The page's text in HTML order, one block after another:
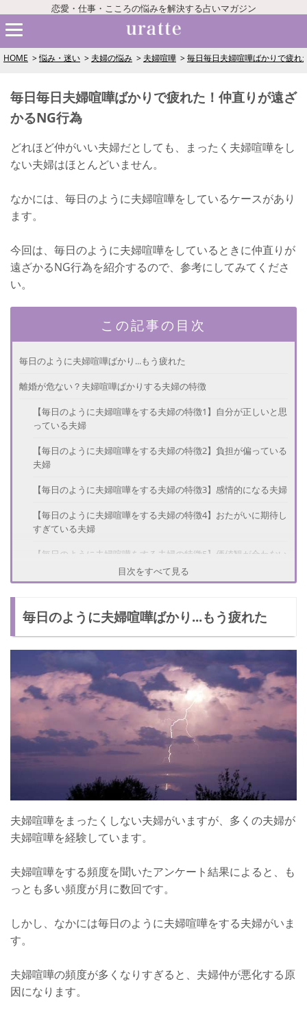
恋愛・仕事・こころの悩みを解決する占いマガジン
HOME 悩み・迷い 夫婦の悩み 夫婦喧嘩 毎日毎日夫婦喧嘩ばかりで疲れ
毎日毎日夫婦喧嘩ばかりで疲れた！仲直りが遠ざ
かるNG行為
どれほど仲がいい夫婦だとしても、まったく夫婦喧嘩をし
ない夫婦はほとんどいません。
なかには、毎日のように夫婦喧嘩をしているケースがあり
ます。
今回は、毎日のように夫婦喧嘩をしているときに仲直りが
遠ざかるNG行為を紹介するので、参考にしてみてくださ
い。
この記事の目次
毎日のように夫婦喧嘩ばかり...もう疲れた
離婚が危ない？夫婦喧嘩ばかりする夫婦の特徴
【毎日のように夫婦喧嘩をする夫婦の特徴1】自分が正しいと思
っている夫婦
【毎日のように夫婦喧嘩をする夫婦の特徴2】負担が偏っている
夫婦
【毎日のように夫婦喧嘩をする夫婦の特徴3】感情的になる夫婦
【毎日のように夫婦喧嘩をする夫婦の特徴4】おたがいに期待し
すぎている夫婦
【毎日のように夫婦喧嘩をする夫婦の特徴5】価値観が合わない
夫と早く仲直りしたいならこれはダメ！NG行為
【NG行為2】人格を攻撃する
【NG行為3】モラハラやDVをする
毎日の夫婦喧嘩を終わらせるきっかけとは
目次をすべて見る
毎日のように夫婦喧嘩ばかり...もう疲れた
夫婦喧嘩をまったくしない夫婦がいますが、多くの夫婦が
夫婦喧嘩を経験しています。
夫婦喧嘩をする頻度を聞いたアンケート結果によると、も
っとも多い頻度が月に数回です。
しかし、なかには毎日のように夫婦喧嘩をする夫婦がいま
す。
夫婦喧嘩の頻度が多くなりすぎると、夫婦仲が悪化する原
因になります。